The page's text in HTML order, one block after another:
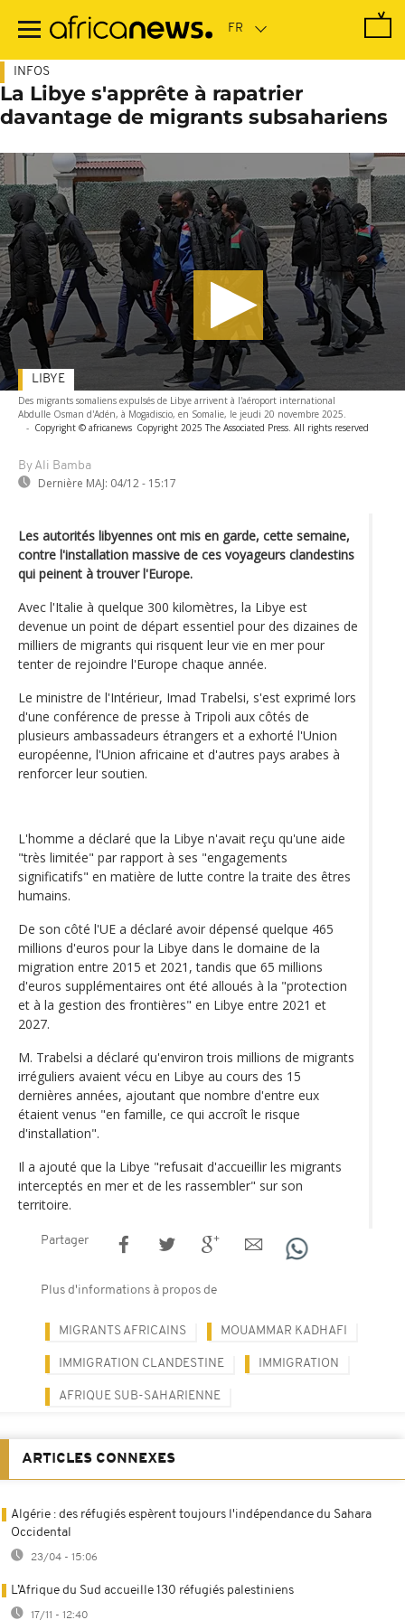
contenu
INFOS
La Libye s'apprête à rapatrier
davantage de migrants subsahariens
Des migrants somaliens expulsés de Libye arrivent à l'aéroport international
Abdulle Osman d'Adén, à Mogadiscio, en Somalie, le jeudi 20 novembre 2025.
- Copyright © africanews Copyright 2025 The Associated Press. All rights reserved
By Ali Bamba
Dernière MAJ: 04/12 - 15:17
LIBYE
Les autorités libyennes ont mis en garde, cette semaine,
contre l'installation massive de ces voyageurs clandestins
qui peinent à trouver l'Europe.
Avec l'Italie à quelque 300 kilomètres, la Libye est
devenue un point de départ essentiel pour des dizaines de
milliers de migrants qui risquent leur vie en mer pour
tenter de rejoindre l'Europe chaque année.
Le ministre de l'Intérieur, Imad Trabelsi, s'est exprimé lors
d'une conférence de presse à Tripoli aux côtés de
plusieurs ambassadeurs étrangers et a exhorté l'Union
européenne, l'Union africaine et d'autres pays arabes à
renforcer leur soutien.
L'homme a déclaré que la Libye n'avait reçu qu'une aide
"très limitée" par rapport à ses "engagements
significatifs" en matière de lutte contre la traite des êtres
humains.
De son côté l'UE a déclaré avoir dépensé quelque 465
millions d'euros pour la Libye dans le domaine de la
migration entre 2015 et 2021, tandis que 65 millions
d'euros supplémentaires ont été alloués à la "protection
et à la gestion des frontières" en Libye entre 2021 et
2027.
M. Trabelsi a déclaré qu'environ trois millions de migrants
irréguliers avaient vécu en Libye au cours des 15
dernières années, ajoutant que nombre d'entre eux
étaient venus "en famille, ce qui accroît le risque
d'installation".
Il a ajouté que la Libye "refusait d'accueillir les migrants
interceptés en mer et de les rassembler" sur son
territoire.
Partager
Plus d'informations à propos de
MIGRANTS AFRICAINS MOUAMMAR KADHAFI
IMMIGRATION CLANDESTINE IMMIGRATION
AFRIQUE SUB-SAHARIENNE
ARTICLES CONNEXES
Algérie : des réfugiés espèrent toujours l'indépendance du Sahara
Occidental
23/04 - 15:06
L’Afrique du Sud accueille 130 réfugiés palestiniens
17/11 - 12:40